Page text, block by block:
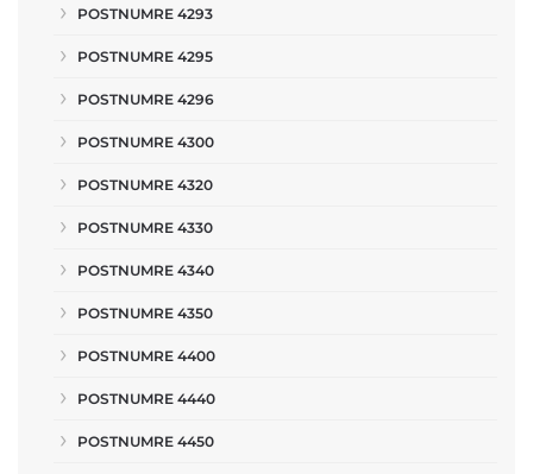
POSTNUMRE 4293
POSTNUMRE 4295
POSTNUMRE 4296
POSTNUMRE 4300
POSTNUMRE 4320
POSTNUMRE 4330
POSTNUMRE 4340
POSTNUMRE 4350
POSTNUMRE 4400
POSTNUMRE 4440
POSTNUMRE 4450